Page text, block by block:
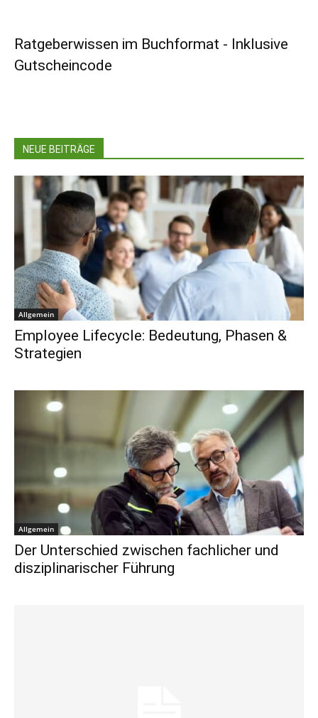
Ratgeberwissen im Buchformat - Inklusive
Gutscheincode
NEUE BEITRÄGE
Allgemein
Employee Lifecycle: Bedeutung, Phasen &
Strategien
Allgemein
Der Unterschied zwischen fachlicher und
disziplinarischer Führung